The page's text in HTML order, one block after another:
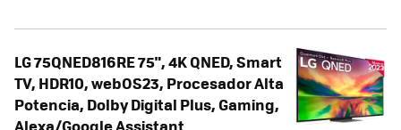
LG 75QNED816RE 75", 4K QNED, Smart
TV, HDR10, webOS23, Procesador Alta
Potencia, Dolby Digital Plus, Gaming,